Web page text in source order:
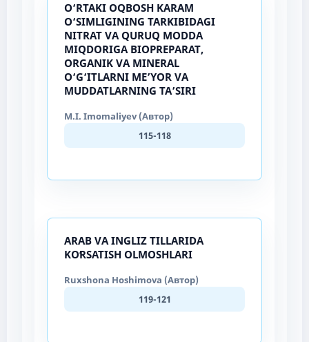
O‘RTAKI OQBOSH KARAM
O‘SIMLIGINING TARKIBIDAGI
NITRAT VA QURUQ MODDA
MIQDORIGA BIOPREPARAT,
ORGANIK VA MINERAL
O‘G‘ITLARNI ME’YOR VA
MUDDATLARNING TA’SIRI
M.I. Imomaliyev (Автор)
115-118
ARAB VA INGLIZ TILLARIDA
KOʻRSATISH OLMOSHLARI
Ruxshona Hoshimova (Автор)
119-121